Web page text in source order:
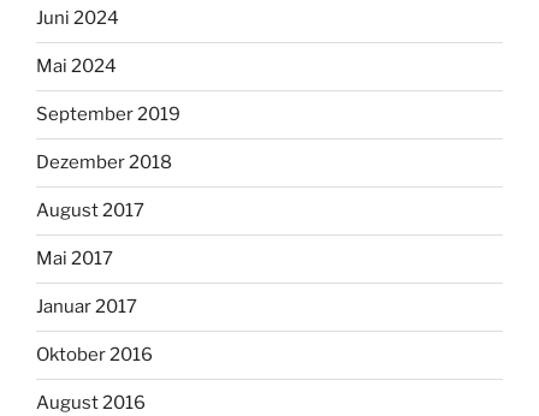
Juni 2024
Mai 2024
September 2019
Dezember 2018
August 2017
Mai 2017
Januar 2017
Oktober 2016
August 2016